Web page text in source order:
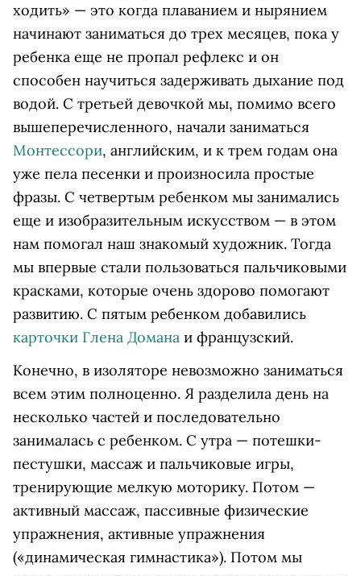
ходить» — это когда плаванием и нырянием
начинают заниматься до трех месяцев, пока у
ребенка еще не пропал рефлекс и он
способен научиться задерживать дыхание под
водой. С третьей девочкой мы, помимо всего
вышеперечисленного, начали заниматься
Монтессори, английским, и к трем годам она
уже пела песенки и произносила простые
фразы. С четвертым ребенком мы занимались
еще и изобразительным искусством — в этом
нам помогал наш знакомый художник. Тогда
мы впервые стали пользоваться пальчиковыми
красками, которые очень здорово помогают
развитию. С пятым ребенком добавились
карточки Глена Домана и французский.
Конечно, в изоляторе невозможно заниматься
всем этим полноценно. Я разделила день на
несколько частей и последовательно
занималась с ребенком. С утра — потешки-
пестушки, массаж и пальчиковые игры,
тренирующие мелкую моторику. Потом —
активный массаж, пассивные физические
упражнения, активные упражнения
(«динамическая гимнастика»). Потом мы